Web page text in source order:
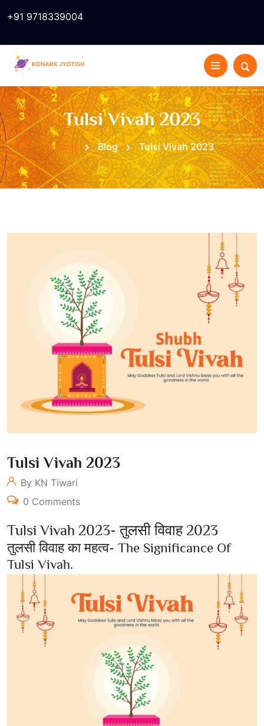
+91 9718339004
Tulsi Vivah 2023
Home Blog Tulsi Vivah 2023
Tulsi Vivah 2023
By KN Tiwari
0 Comments
Tulsi Vivah 2023- तुलसी विवाह 2023
तुलसी विवाह का महत्व- The Significance Of
Tulsi Vivah.